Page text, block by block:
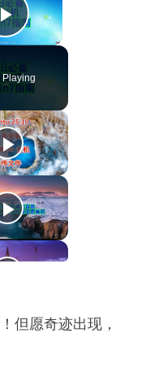
Play Video
Playing
但愿奇迹出现，